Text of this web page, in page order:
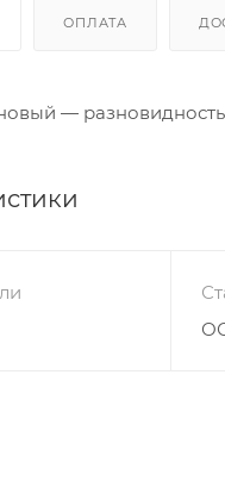
ОПЛАТА
—